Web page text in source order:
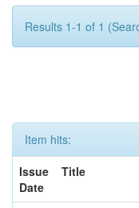
Results 1-1 of 1
Item hits:
Issue
Date
Title